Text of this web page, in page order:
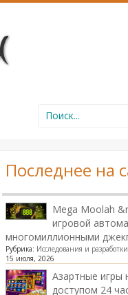
Search
for:
Последнее на
Mega Moolah
игровой
многомиллионными
Рубрика: Исследования и разработки
15 июля, 2026
Азартные игры
доступом 24